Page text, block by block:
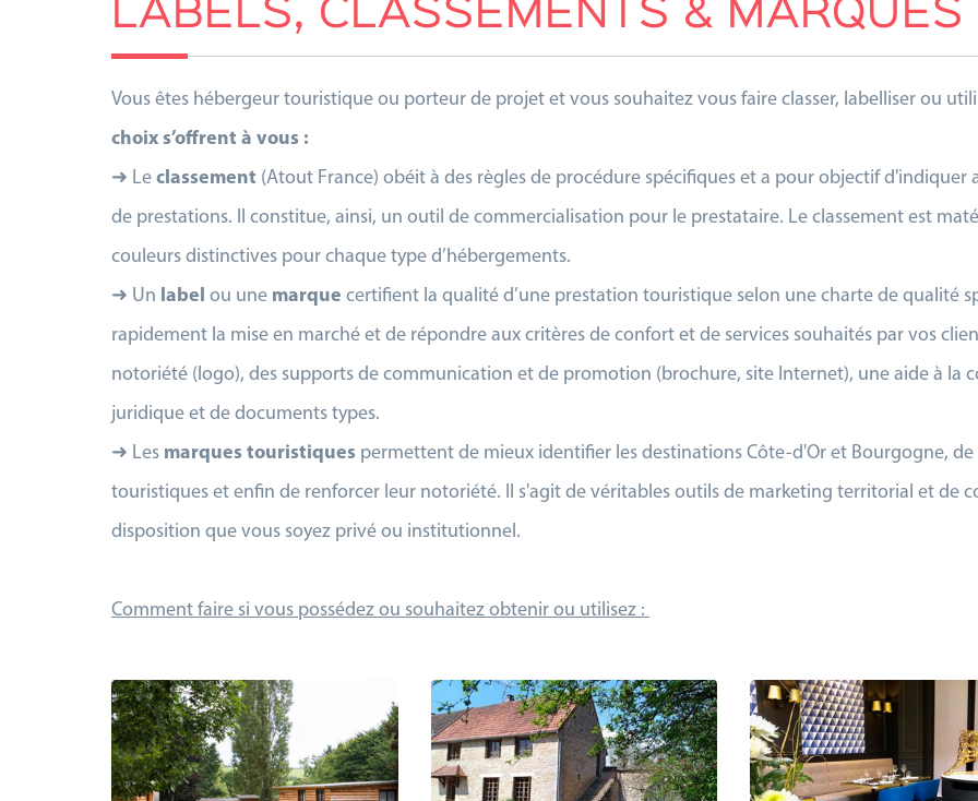
LABELS, CLASSEMENTS & MARQUES
Vous êtes hébergeur touristique ou porteur de projet et vous souhaitez vous faire classer, labelliser ou
choix s’offrent à vous :
➜ Le classement (Atout France) obéit à des règles de procédure spécifiques et a pour objectif
de prestations. Il constitue, ainsi, un outil de commercialisation pour le prestataire. Le classement est
couleurs distinctives pour chaque type d’hébergements.
➜ Un label ou une marque certifient la qualité d’une prestation touristique selon une charte de qualité
rapidement la mise en marché et de répondre aux critères de confort et de services souhaités par vos
notoriété (logo), des supports de communication et de promotion (brochure, site Internet), une aide à la
juridique et de documents types.
➜ Les marques touristiques permettent de mieux identifier les destinations Côte-d'Or et Bourgogne,
touristiques et enfin de renforcer leur notoriété. Il s'agit de véritables outils de marketing territorial et de
disposition que vous soyez privé ou institutionnel.
Comment faire si vous possédez ou souhaitez obtenir ou utilisez :